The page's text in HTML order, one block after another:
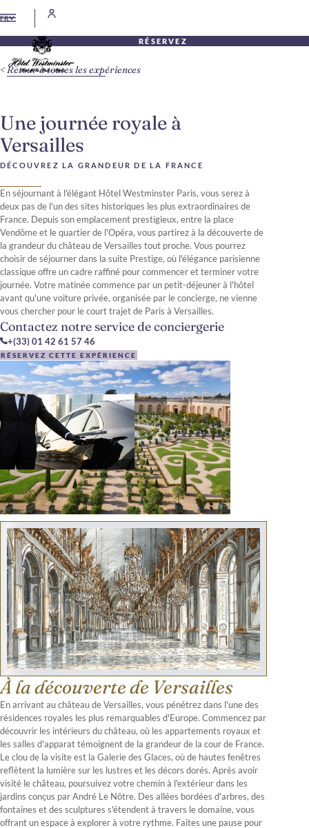
FR
RÉSERVEZ
Une journée royale à
Versailles
DÉCOUVREZ LA GRANDEUR DE LA FRANCE
En séjournant à l'élégant Hôtel Westminster Paris, vous serez à
deux pas de l'un des sites historiques les plus extraordinaires de
France. Depuis son emplacement prestigieux, entre la place
Vendôme et le quartier de l'Opéra, vous partirez à la découverte de
la grandeur du château de Versailles tout proche. Vous pourrez
choisir de séjourner dans la suite Prestige, où l'élégance parisienne
classique offre un cadre raffiné pour commencer et terminer votre
journée. Votre matinée commence par un petit-déjeuner à l'hôtel
avant qu'une voiture privée, organisée par le concierge, ne vienne
vous chercher pour le court trajet de Paris à Versailles.
Contactez notre service de conciergerie
+(33) 01 42 61 57 46
RÉSERVEZ CETTE EXPÉRIENCE
Retour à toutes les expériences
À la découverte de Versailles
En arrivant au château de Versailles, vous pénétrez dans l'une des
résidences royales les plus remarquables d'Europe. Commencez par
découvrir les intérieurs du château, où les appartements royaux et
les salles d'apparat témoignent de la grandeur de la cour de France.
Le clou de la visite est la Galerie des Glaces, où de hautes fenêtres
reflètent la lumière sur les lustres et les décors dorés. Après avoir
visité le château, poursuivez votre chemin à l'extérieur dans les
jardins conçus par André Le Nôtre. Des allées bordées d'arbres, des
fontaines et des sculptures s'étendent à travers le domaine, vous
offrant un espace à explorer à votre rythme. Faites une pause pour